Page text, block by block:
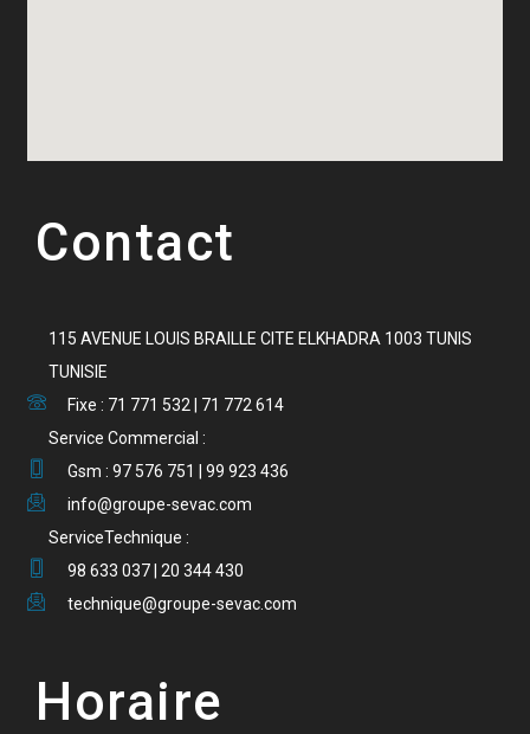
Contact
115 AVENUE LOUIS BRAILLE CITE ELKHADRA 1003 TUNIS
TUNISIE
Fixe : 71 771 532 | 71 772 614
Service Commercial :
Gsm : 97 576 751 | 99 923 436
info@groupe-sevac.com
ServiceTechnique :
98 633 037 | 20 344 430
technique@groupe-sevac.com
Horaire